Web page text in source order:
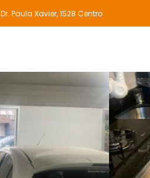
Dr. Paula Xavier, 1528 Centro